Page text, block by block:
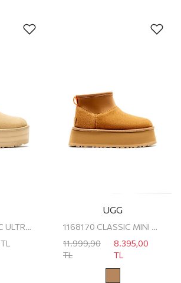
1135092 CLASSIC ULTRA MINI PLATFORM UGG Kadın Platform Bot
TL
UGG
1168170 CLASSIC MINI DIPPER UGG KADIN PLATFORM BOT
11.999,90
TL
8.395,00
TL